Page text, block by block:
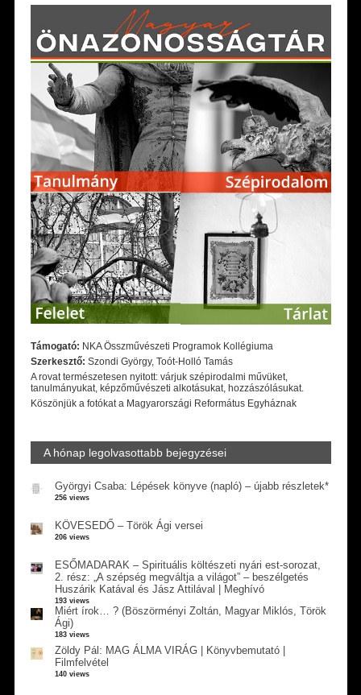
Támogató: NKA Összművészeti Programok Kollégiuma
Szerkesztő: Szondi György, Toót-Holló Tamás
A rovat természetesen nyitott: várjuk szépirodalmi művüket,
tanulmányukat, képzőművészeti alkotásukat, hozzászólásukat.
Köszönjük a fotókat a Magyarországi Református Egyháznak
A hónap legolvasottabb bejegyzései
Györgyi Csaba: Lépések könyve (napló) – újabb részletek*
256 views
KÖVESEDŐ – Török Ági versei
206 views
ESŐMADARAK – Spirituális költészeti nyári est-sorozat,
2. rész: „A szépség megváltja a világot” – beszélgetés
Huszárik Katával és Jász Attilával | Meghívó
193 views
Miért írok… ? (Böszörményi Zoltán, Magyar Miklós, Török
Ági)
183 views
Zöldy Pál: MAG ÁLMA VIRÁG | Könyvbemutató |
Filmfelvétel
140 views